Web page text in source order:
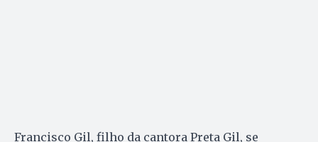
Francisco Gil, filho da cantora Preta Gil, se